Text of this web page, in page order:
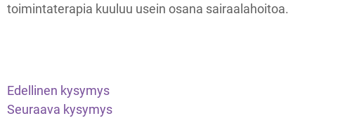
toimintaterapia kuuluu usein osana sairaalahoitoa.
Edellinen kysymys
Seuraava kysymys